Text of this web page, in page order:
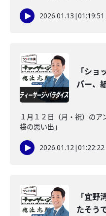
2026.01.13 |01:19:51
「シ
パー、
１月１２日（月・祝）の
袋の思い出」
2026.01.12|01:22:22
「宜
たそう